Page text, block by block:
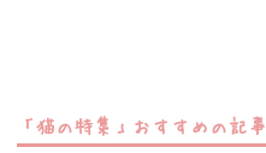
「猫の特集」おすすめの記事